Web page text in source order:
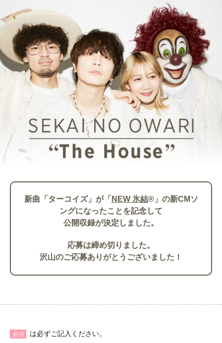
新曲「ターコイズ」が「 NEW 氷結®」の新CMソ
ングになったことを記念して
公開収録が決定しました。
応募は締め切りました。
沢山のご応募ありがとうございました！
必須 は必ずご記入ください。